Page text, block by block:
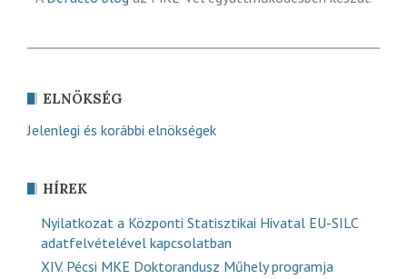
ELNÖKSÉG
Jelenlegi és korábbi elnökségek
HÍREK
Nyilatkozat a Központi Statisztikai Hivatal EU-SILC
adatfelvételével kapcsolatban
XIV. Pécsi MKE Doktorandusz Műhely programja